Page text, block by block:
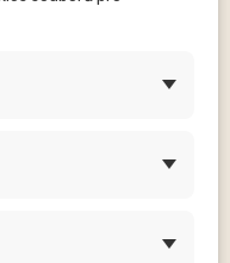
Adjustment System